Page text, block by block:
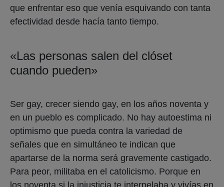
que enfrentar eso que venía esquivando con tanta
efectividad desde hacía tanto tiempo.
«Las personas salen del clóset
cuando pueden»
Ser gay, crecer siendo gay, en los años noventa y
en un pueblo es complicado. No hay autoestima ni
optimismo que pueda contra la variedad de
señales que en simultáneo te indican que
apartarse de la norma será gravemente castigado.
Para peor, militaba en el catolicismo. Porque en
los noventa si la injusticia te interpelaba y vivías en